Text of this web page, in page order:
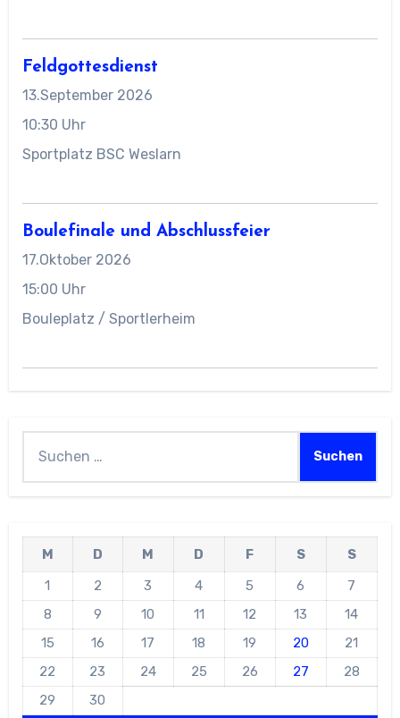
Feldgottesdienst
13.September 2026
10:30 Uhr
Sportplatz BSC Weslarn
Boulefinale und Abschlussfeier
17.Oktober 2026
15:00 Uhr
Bouleplatz / Sportlerheim
M D M D F S
S
1
2 3 4 5 6
7
8
9 10 11 12 13
14
15
16 17 18 19 20
21
22
23 24 25 26 27
28
29
30